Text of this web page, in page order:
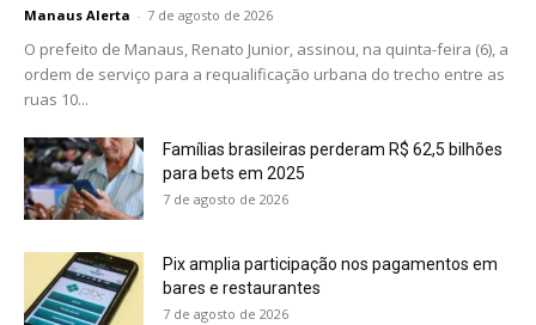
Manaus Alerta - 7 de agosto de 2026
O prefeito de Manaus, Renato Junior, assinou, na quinta-feira (6), a
ordem de serviço para a requalificação urbana do trecho entre as
ruas 10...
Famílias brasileiras perderam R$ 62,5 bilhões
para bets em 2025
7 de agosto de 2026
Pix amplia participação nos pagamentos em
bares e restaurantes
7 de agosto de 2026